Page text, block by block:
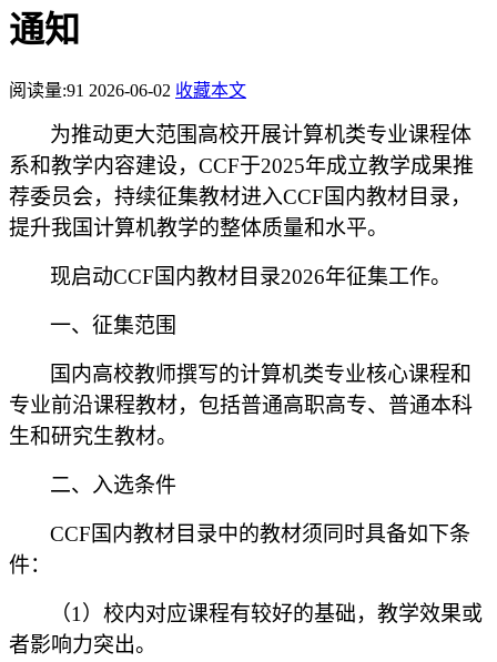
通知
阅读量:91 2026-06-02 收藏本文
为推动更大范围高校开展计算机类专业课程体
系和教学内容建设， CCF于2025年成立教学成果推
荐委员会，持续征集教材进入CCF国内教材目录，
提升我国计算机教学的整体质量和水平。
现启动CCF国内教材目录2026年征集工作。
一、征集范围
国内高校教师撰写的计算机类专业核心课程和
专业前沿课程教材，包括普通高职高专、普通本科
生和研究生教材。
二、入选条件
CCF国内教材目录中的教材须同时具备如下条
件：
（1）校内对应课程有较好的基础，教学效果或
者影响力突出。